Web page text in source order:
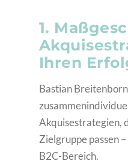
1.
Ihren
Bastian
Akquisestrategien,
Zielgruppe passen
B2C-Bereich.